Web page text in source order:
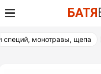
Skip
to
content
Товары для
пивоварения
специй, монотравы, щепа